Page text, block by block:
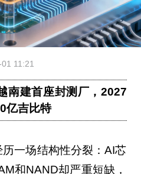
11:21
南建首座封测厂，2027
亿吉比特
一场结构性分裂：AI芯
和NAND却严重短缺，